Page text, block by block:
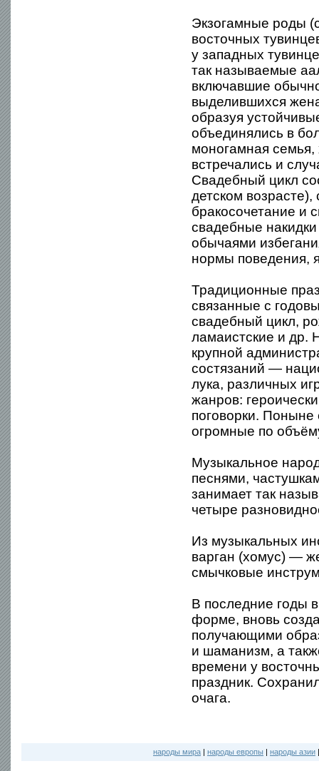
Экзогамные роды
восточных
у западных
так называемые
включавшие
выделившихся
образуя
объединялись в
моногамная семья,
встречались и
Свадебный цикл
детском
бракосочетание и
свадебные
обычаями
нормы поведения,
Традиционные
связанные с
свадебный цикл,
ламаистские и др.
крупной
состязаний —
лука, различных
жанров:
поговорки.
огромные по
Музыкальное
песнями,
занимает так
четыре
Из музыкальных
варган (хомус) —
смычковые
В последние годы
форме, вновь
получающими
и шаманизм, а
времени у
праздник.
очага.
народы мира | народы европы | народы азии